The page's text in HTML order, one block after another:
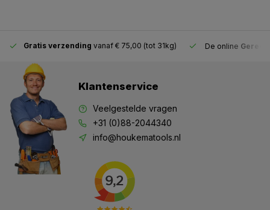
Gratis verzending vanaf € 75,00 (tot 31kg) De online
Klantenservice
Veelgestelde vragen
+31 (0)88-2044340
info@houkematools.nl